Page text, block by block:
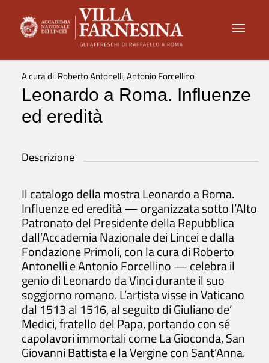
A cura di: Roberto Antonelli, Antonio Forcellino
Leonardo a Roma. Influenze
ed eredità
Descrizione
Il catalogo della mostra Leonardo a Roma.
Influenze ed eredità — organizzata sotto l’Alto
Patronato del Presidente della Repubblica
dall’Accademia Nazionale dei Lincei e dalla
Fondazione Primoli, con la cura di Roberto
Antonelli e Antonio Forcellino — celebra il
genio di Leonardo da Vinci durante il suo
soggiorno romano. L’artista visse in Vaticano
dal 1513 al 1516, al seguito di Giuliano de’
Medici, fratello del Papa, portando con sé
capolavori immortali come La Gioconda, San
Giovanni Battista e la Vergine con Sant’Anna.